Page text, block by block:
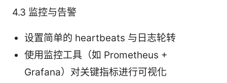
4.3 监控与告警
设置简单的 heartbeats 与日志轮转
使用监控工具（如 Prometheus +
Grafana）对关键指标进行可视化